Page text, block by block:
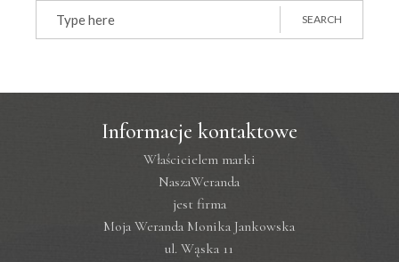
Search
for:
SEARCH
Informacje kontaktowe
Właścicielem marki
NaszaWeranda
jest firma
Moja Weranda Monika Jankowska
ul. Wąska 11